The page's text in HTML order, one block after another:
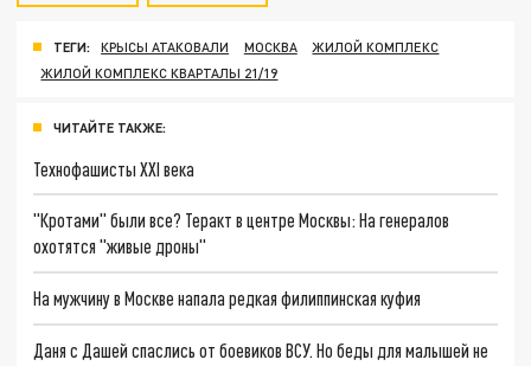
ТЕГИ: КРЫСЫ АТАКОВАЛИ МОСКВА
ЖИЛОЙ КОМПЛЕКС
ЖИЛОЙ КОМПЛЕКС КВАРТАЛЫ 21/19
ЧИТАЙТЕ ТАКЖЕ:
Технофашисты XXI века
"Кротами" были все? Теракт в центре Москвы: На генералов
охотятся "живые дроны"
На мужчину в Москве напала редкая филиппинская куфия
Даня с Дашей спаслись от боевиков ВСУ. Но беды для малышей не